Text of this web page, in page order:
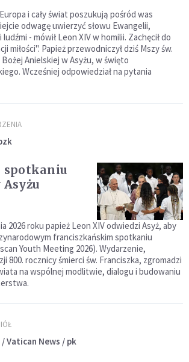
i cały świat poszukują pośród was
odwagę uwierzyć słowu Ewangelii,
- mówił Leon XIV w homilii. Zachęcił do
miłości". Papież przewodniczył dziś Mszy św.
Anielskiej w Asyżu, w święto
Wcześniej odpowiedział na pytania
spotkaniu
Asyżu
2026 roku papież Leon XIV odwiedzi Asyż, aby
franciszkańskim spotkaniu
Youth Meeting 2026). Wydarzenie,
800. rocznicy śmierci św. Franciszka, zgromadzi
na wspólnej modlitwie, dialogu i budowaniu
Vatican News / pk